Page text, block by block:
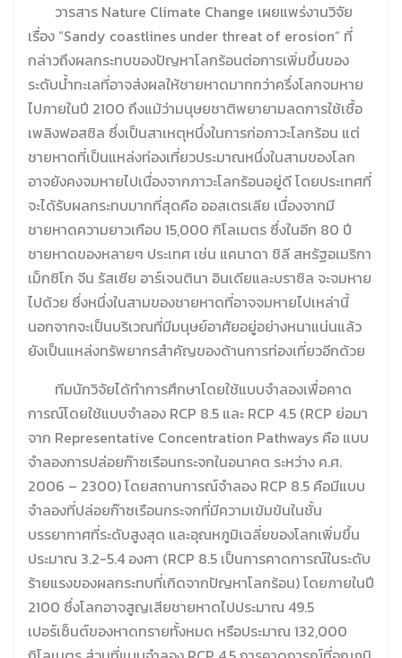
วารสาร Nature Climate Change เผยแพร่งานวิจัย
เรื่อง “Sandy coastlines under threat of erosion” ที่
กล่าวถึงผลกระทบของปัญหาโลกร้อนต่อการเพิ่มขึ้นของ
ระดับน้ำทะเลที่อาจส่งผลให้ชายหาดมากกว่าครึ่งโลกจมหาย
ไปภายในปี 2100 ถึงแม้ว่ามนุษยชาติพยายามลดการใช้เชื้อ
เพลิงฟอสซิล ซึ่งเป็นสาเหตุหนึ่งในการก่อภาวะโลกร้อน แต่
ชายหาดที่เป็นแหล่งท่องเที่ยวประมาณหนึ่งในสามของโลก
อาจยังคงจมหายไปเนื่องจากภาวะโลกร้อนอยู่ดี โดยประเทศที่
จะได้รับผลกระทบมากที่สุดคือ ออสเตรเลีย เนื่องจากมี
ชายหาดความยาวเกือบ 15,000 กิโลเมตร ซึ่งในอีก 80 ปี
ชายหาดของหลายๆ ประเทศ เช่น แคนาดา ชิลี สหรัฐอเมริกา
เม็กซิโก จีน รัสเซีย อาร์เจนตินา อินเดียและบราซิล จะจมหาย
ไปด้วย ซึ่งหนึ่งในสามของชายหาดที่อาจจมหายไปเหล่านี้
นอกจากจะเป็นบริเวณที่มีมนุษย์อาศัยอยู่อย่างหนาแน่นแล้ว
ยังเป็นแหล่งทรัพยากรสำคัญของด้านการท่องเที่ยวอีกด้วย
ทีมนักวิจัยได้ทำการศึกษาโดยใช้แบบจำลองเพื่อคาด
การณ์โดยใช้แบบจำลอง RCP 8.5 และ RCP 4.5 (RCP ย่อมา
จาก Representative Concentration Pathways คือ แบบ
จำลองการปล่อยก๊าซเรือนกระจกในอนาคต ระหว่าง ค.ศ.
2006 – 2300) โดยสถานการณ์จำลอง RCP 8.5 คือมีแบบ
จำลองที่ปล่อยก๊าซเรือนกระจกที่มีความเข้มข้นในชั้น
บรรยากาศที่ระดับสูงสุด และอุณหภูมิเฉลี่ยของโลกเพิ่มขึ้น
ประมาณ 3.2-5.4 องศา (RCP 8.5 เป็นการคาดการณ์ในระดับ
ร้ายแรงของผลกระทบที่เกิดจากปัญหาโลกร้อน) โดยภายในปี
2100 ซึ่งโลกอาจสูญเสียชายหาดไปประมาณ 49.5
เปอร์เซ็นต์ของหาดทรายทั้งหมด หรือประมาณ 132,000